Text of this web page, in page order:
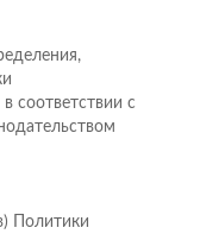
соответствии с
Политики